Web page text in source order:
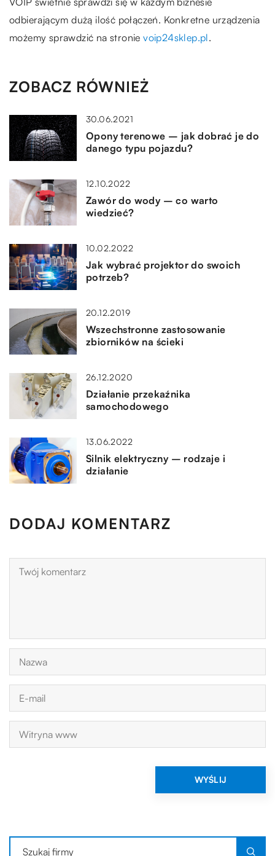
odbierającym dużą ilość połączeń. Konkretne urządzenia
możemy sprawdzić na stronievoip24sklep.pl.
ZOBACZ RÓWNIEŻ
30.06.2021
Opony terenowe – jak dobrać je do
danego typu pojazdu?
12.10.2022
Zawór do wody – co warto
wiedzieć?
10.02.2022
Jak wybrać projektor do swoich
potrzeb?
20.12.2019
Wszechstronne zastosowanie
zbiorników na ścieki
26.12.2020
Działanie przekaźnika
samochodowego
13.06.2022
Silnik elektryczny – rodzaje i
działanie
DODAJ KOMENTARZ